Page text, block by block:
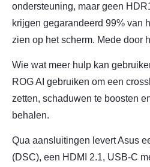
ondersteuning, maar geen
krijgen gegarandeerd 99% van
zien op het scherm. Mede door
Wie wat meer hulp kan
ROG AI gebruiken om een
zetten, schaduwen te boosten
behalen.
Qua aansluitingen levert Asus
(DSC), een HDMI 2.1, USB-C